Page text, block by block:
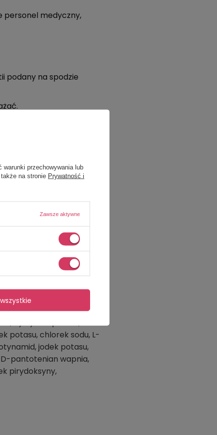
personel medyczny,
podany na spodzie
potasu, chlorek sodu, L-
jodek potasu,
pantotenian wapnia,
pirydoksyny,
warunki przechowywania lub
na stronie Prywatność i
Zawsze aktywne